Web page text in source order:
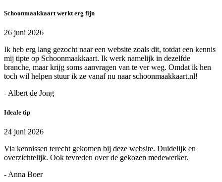
Schoonmaakkaart werkt erg fijn
26 juni 2026
Ik heb erg lang gezocht naar een website zoals dit, totdat een kennis
mij tipte op Schoonmaakkaart. Ik werk namelijk in dezelfde
branche, maar krijg soms aanvragen van te ver weg. Omdat ik hen
toch wil helpen stuur ik ze vanaf nu naar schoonmaakkaart.nl!
- Albert de Jong
Ideale tip
24 juni 2026
Via kennissen terecht gekomen bij deze website. Duidelijk en
overzichtelijk. Ook tevreden over de gekozen medewerker.
- Anna Boer